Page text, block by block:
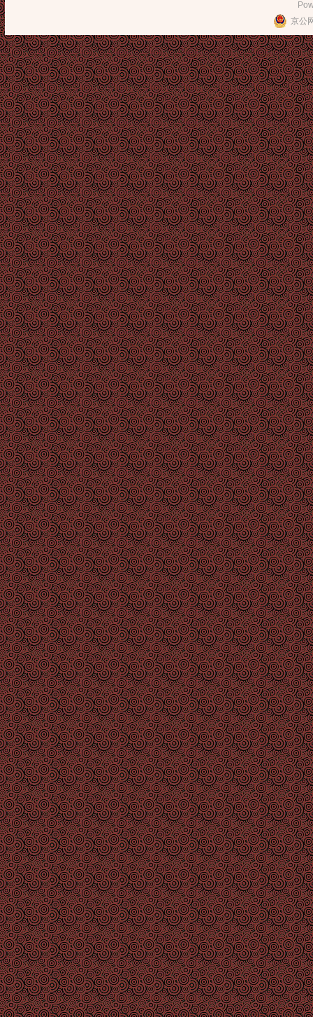
京公